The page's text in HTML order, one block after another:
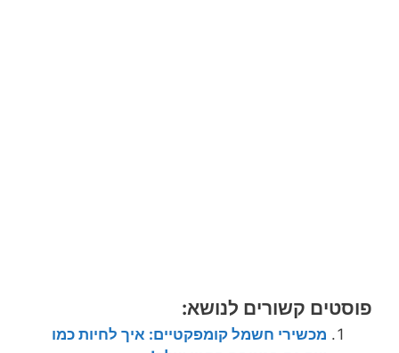
פוסטים קשורים לנושא:
מכשירי חשמל קומפקטיים: איך לחיות כמו